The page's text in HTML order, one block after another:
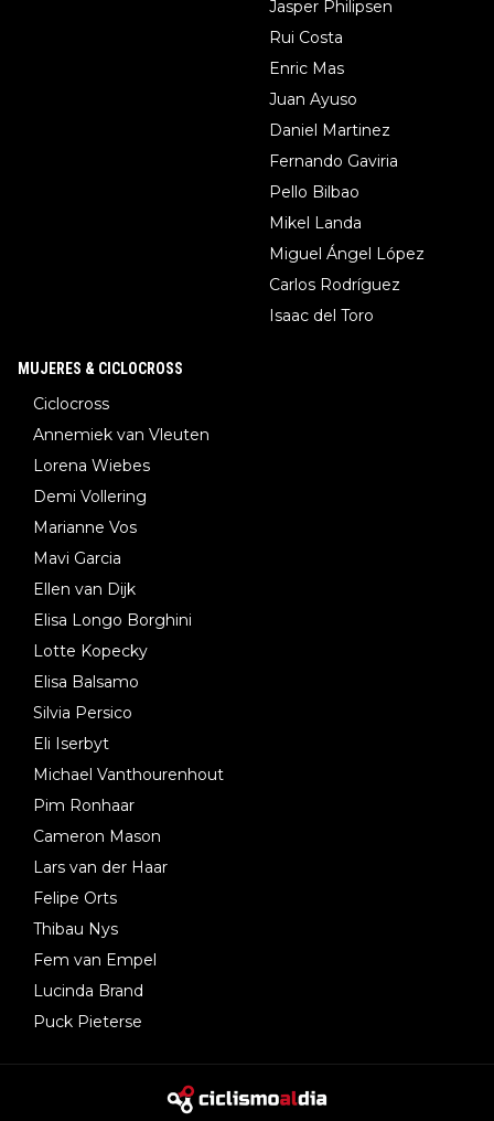
Jasper Philipsen
Rui Costa
Enric Mas
Juan Ayuso
Daniel Martinez
Fernando Gaviria
Pello Bilbao
Mikel Landa
Miguel Ángel López
Carlos Rodríguez
Isaac del Toro
MUJERES & CICLOCROSS
Ciclocross
Annemiek van Vleuten
Lorena Wiebes
Demi Vollering
Marianne Vos
Mavi Garcia
Ellen van Dijk
Elisa Longo Borghini
Lotte Kopecky
Elisa Balsamo
Silvia Persico
Eli Iserbyt
Michael Vanthourenhout
Pim Ronhaar
Cameron Mason
Lars van der Haar
Felipe Orts
Thibau Nys
Fem van Empel
Lucinda Brand
Puck Pieterse